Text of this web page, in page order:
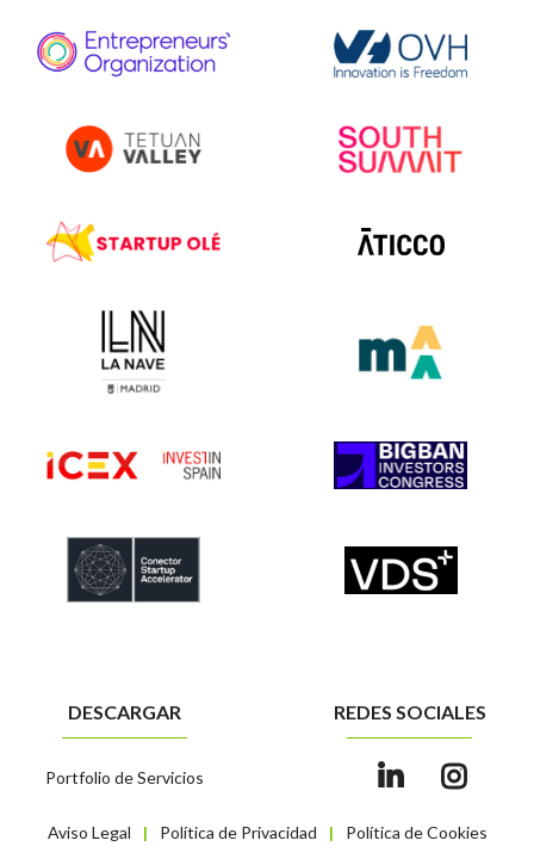
Aviso Legal | Política de Privacidad | Política de Cookies
DESCARGAR
Portfolio de Servicios
REDES SOCIALES